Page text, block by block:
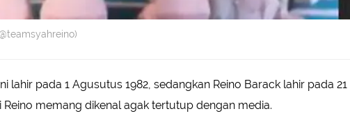
lahir pada 1 Agusutus 1982, sedangkan Reino Barack lahir pada 21
Reino memang dikenal agak tertutup dengan media.